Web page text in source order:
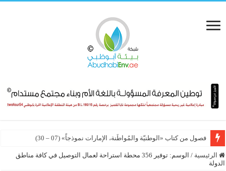
فصول من كتاب «الوطنيّة والمُواطَنة، الإمارات نموذجاً» (07 – 30)
الرئيسية / الوسم:
توفير 356 محطة استراحة لعمال التوصيل في كافة مناطق
الدولة